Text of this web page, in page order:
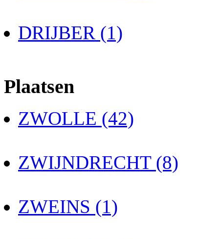
DRIJBER (1)
Plaatsen
ZWOLLE (42)
ZWIJNDRECHT (8)
ZWEINS (1)